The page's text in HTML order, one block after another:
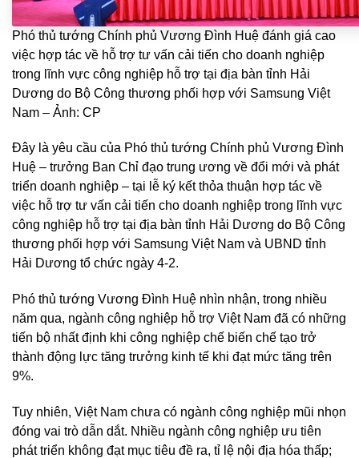
Phó thủ tướng Chính phủ Vương Đình Huệ đánh giá cao
việc hợp tác về hỗ trợ tư vấn cải tiến cho doanh nghiệp
trong lĩnh vực công nghiệp hỗ trợ tại địa bàn tỉnh Hải
Dương do Bộ Công thương phối hợp với Samsung Việt
Nam – Ảnh: CP
Đây là yêu cầu của Phó thủ tướng Chính phủ Vương Đình
Huệ – trưởng Ban Chỉ đạo trung ương về đổi mới và phát
triển doanh nghiệp – tại lễ ký kết thỏa thuận hợp tác về
việc hỗ trợ tư vấn cải tiến cho doanh nghiệp trong lĩnh vực
công nghiệp hỗ trợ tại địa bàn tỉnh Hải Dương do Bộ Công
thương phối hợp với Samsung Việt Nam và UBND tỉnh
Hải Dương tổ chức ngày 4-2.
Phó thủ tướng Vương Đình Huệ nhìn nhận, trong nhiều
năm qua, ngành công nghiệp hỗ trợ Việt Nam đã có những
tiến bộ nhất định khi công nghiệp chế biến chế tạo trở
thành động lực tăng trưởng kinh tế khi đạt mức tăng trên
9%.
Tuy nhiên, Việt Nam chưa có ngành công nghiệp mũi nhọn
đóng vai trò dẫn dắt. Nhiều ngành công nghiệp ưu tiên
phát triển không đạt mục tiêu đề ra, tỉ lệ nội địa hóa thấp;